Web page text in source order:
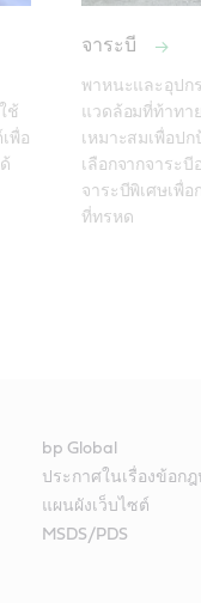
ช้
พื่อ
จาระบี
พาหนะและอุปก
แวดล้อมที่ท้าทา
เหมาะสมเพื่อป
เลือกจากจาระบี
จาระบีพิเศษเพื่อ
ที่ทรหด
bp Global
ประกาศในเรื่องข้อก
แผนผังเว็บไซต์
MSDS/PDS